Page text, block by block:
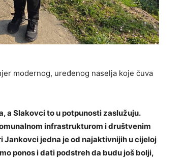
modernog, uređenog naselja koje čuva
a Slakovci to u potpunosti zaslužuju.
infrastrukturom i društvenim
Jankovci jedna je od najaktivnijih u cijeloj
ponos i dati podstreh da budu još bolji,